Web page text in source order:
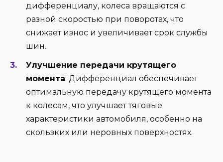
дифференциалу, колеса вращаются с
разной скоростью при поворотах, что
снижает износ и увеличивает срок службы
шин.
Улучшение передачи крутящего
момента: Дифференциал обеспечивает
оптимальную передачу крутящего момента
к колесам, что улучшает тяговые
характеристики автомобиля, особенно на
скользких или неровных поверхностях.